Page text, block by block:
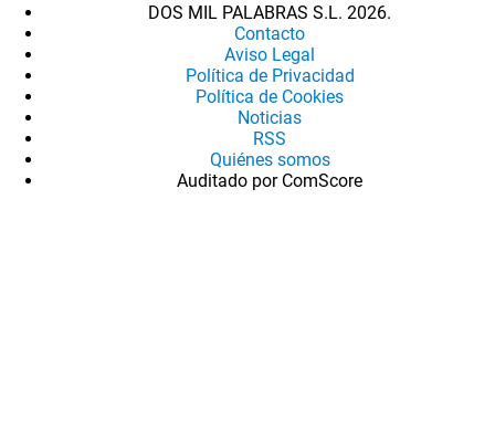
DOS MIL PALABRAS S.L. 2026.
Contacto
Aviso Legal
Política de Privacidad
Política de Cookies
Noticias
RSS
Quiénes somos
Auditado por ComScore